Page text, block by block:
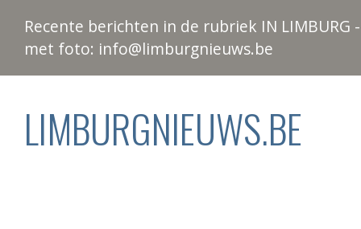
Recente berichten in de rubriek IN
met foto: info@limburgnieuws.be
LIMBURGNIEUWS.BE